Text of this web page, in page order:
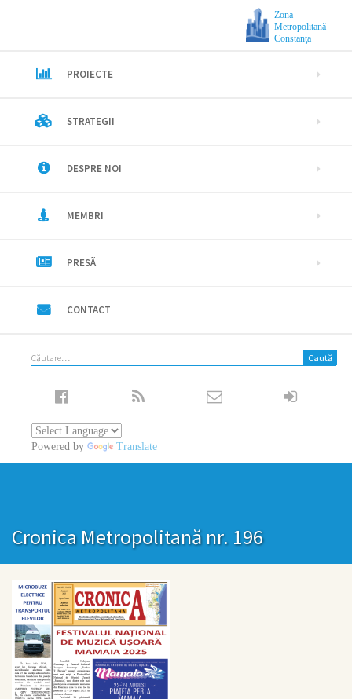
Zona
Metropolitanã
Constanţa
PROIECTE
STRATEGII
DESPRE NOI
MEMBRI
PRESÃ
CONTACT
Caută
Powered by Translate
Cronica Metropolitană nr. 196